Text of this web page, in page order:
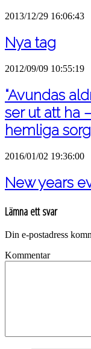
2013/12/29 16:06:43
Nya tag
2012/09/09 10:55:19
“Avundas
ser ut att ha
hemliga
2016/01/02 19:36:00
New years
Lämna ett svar
Din e-postadress
Kommentar